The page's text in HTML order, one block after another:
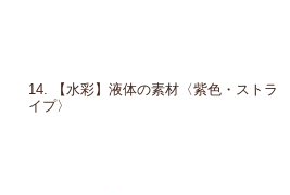
14. 【水彩】液体の素材〈紫色・ストラ
イプ〉